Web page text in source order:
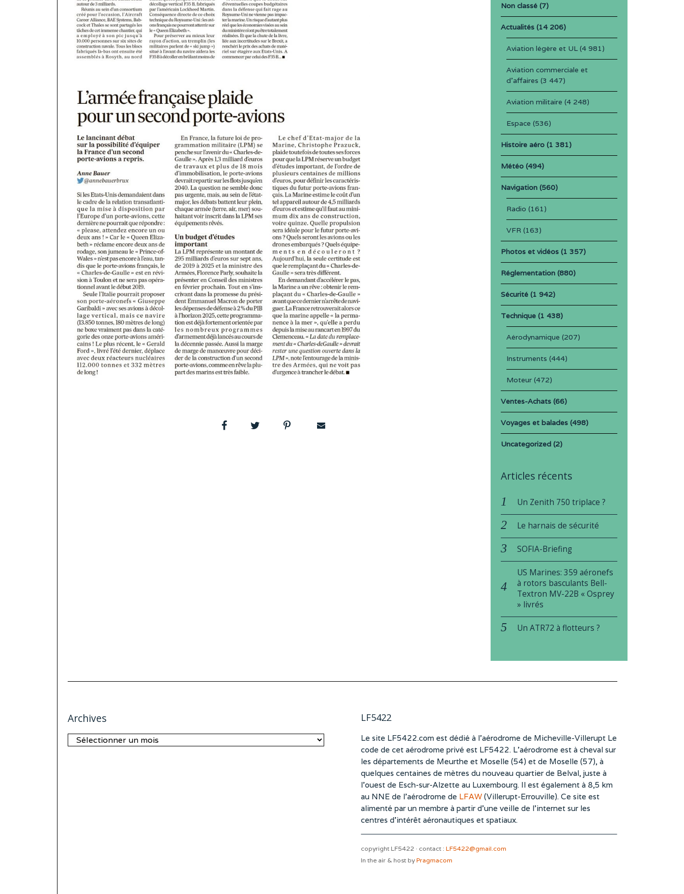
Non classé(7)
Actualités(14 206)
Aviation légère et UL(4 981)
Aviation commerciale et
d'affaires (3 447)
Aviation militaire (4 248)
Espace (536)
Histoire aéro(1 381)
Météo(494)
Navigation(560)
Radio (161)
VFR (163)
Photos et vidéos(1 357)
Réglementation(880)
Sécurité(1 942)
Technique(1 438)
Aérodynamique (207)
Instruments (444)
Moteur(472)
Ventes-Achats(66)
Voyages et balades(498)
Uncategorized(2)
Articles récents
Un Zenith 750 triplace ?
Le harnais de sécurité
SOFIA-Briefing
US Marines: 359 aéronefs
à rotors basculants Bell-
Textron MV-22B « Osprey
» livrés
Un ATR72 à flotteurs ?
Archives
Archives
LF5422
Le site LF5422.com est dédié à l’aérodrome de Micheville-Villerupt Le
code de cet aérodrome privé est LF5422. L’aérodrome est à cheval sur
les départements de Meurthe et Moselle (54) et de Moselle (57), à
quelques centaines de mètres du nouveau quartier de Belval, juste à
l’ouest de Esch-sur-Alzette au Luxembourg. Il est également à 8,5 km
au NNE de l’aérodrome de LFAW(Villerupt-Errouville). Ce site est
alimenté par un membre à partir d’une veille de l’internet sur les
centres d’intérêt aéronautiques et spatiaux.
copyright LF5422 · contact : LF5422@gmail.com
In the air & host byPragmacom